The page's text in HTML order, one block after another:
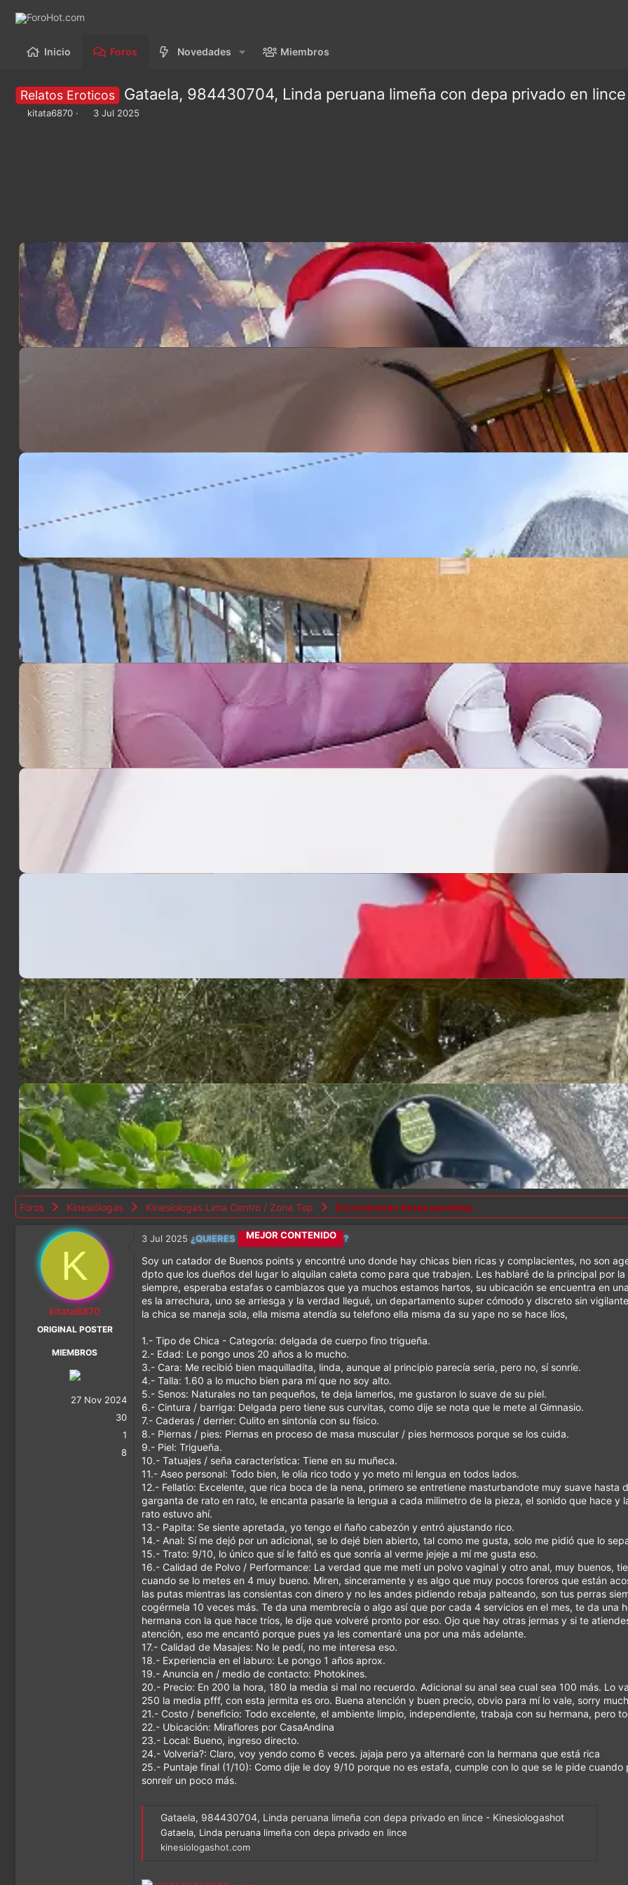
Inicio Foros Novedades Miembros
Relatos Eroticos Gataela, 984430704, Linda peruana limeña con depa privado en lince
Ikitata6870
F
i
o
3 Jul 2025
Foros Kinesiólogas Kinesiologas Lima Centro / Zona Top Encontrando Kines perdidas
K
kitata6870
ORIGINAL POSTER
MIEMBROS
27 Nov 2024
30
1
8
3 Jul 2025 ¿QUIERES CALETITAS REALES
MEJOR CONTENIDO
MÁS DIVERSIÓN
?
Soy un catador de Buenos points y encontré uno donde hay chicas bien ricas y complacientes, no son
dpto que los dueños del lugar lo alquilan caleta como para que trabajen. Les hablaré de la principal por
siempre, esperaba estafas o cambiazos que ya muchos estamos hartos, su ubicación se encuentra en
es la arrechura, uno se arriesga y la verdad llegué, un departamento super cómodo y discreto sin
la chica se maneja sola, ella misma atendía su telefono ella misma da su yape no se hace líos,
1.- Tipo de Chica - Categoría: delgada de cuerpo fino trigueña.
2.- Edad: Le pongo unos 20 años a lo mucho.
3.- Cara: Me recibió bien maquilladita, linda, aunque al principio parecía seria, pero no, sí sonríe.
4.- Talla: 1.60 a lo mucho bien para mí que no soy alto.
5.- Senos: Naturales no tan pequeños, te deja lamerlos, me gustaron lo suave de su piel.
6.- Cintura / barriga: Delgada pero tiene sus curvitas, como dije se nota que le mete al Gimnasio.
7.- Caderas / derrier: Culito en sintonía con su físico.
8.- Piernas / pies: Piernas en proceso de masa muscular / pies hermosos porque se los cuida.
9.- Piel: Trigueña.
10.- Tatuajes / seña característica: Tiene en su muñeca.
11.- Aseo personal: Todo bien, le olía rico todo y yo meto mi lengua en todos lados.
12.- Fellatio: Excelente, que rica boca de la nena, primero se entretiene masturbandote muy suave
garganta de rato en rato, le encanta pasarle la lengua a cada milimetro de la pieza, el sonido que hace
rato estuvo ahí.
13.- Papita: Se siente apretada, yo tengo el ñaño cabezón y entró ajustando rico.
14.- Anal: Sí me dejó por un adicional, se lo dejé bien abierto, tal como me gusta, solo me pidió que lo
15.- Trato: 9/10, lo único que sí le faltó es que sonría al verme jejeje a mí me gusta eso.
16.- Calidad de Polvo / Performance: La verdad que me metí un polvo vaginal y otro anal, muy buenos,
cuando se lo metes en 4 muy bueno. Miren, sinceramente y es algo que muy pocos foreros que están
las putas mientras las consientas con dinero y no les andes pidiendo rebaja palteando, son tus perras
cogérmela 10 veces más. Te da una membrecía o algo así que por cada 4 servicios en el mes, te da una
hermana con la que hace tríos, le dije que volveré pronto por eso. Ojo que hay otras jermas y si te
atención, eso me encantó porque pues ya les comentaré una por una más adelante.
17.- Calidad de Masajes: No le pedí, no me interesa eso.
18.- Experiencia en el laburo: Le pongo 1 años aprox.
19.- Anuncia en / medio de contacto: Photokines.
20.- Precio: En 200 la hora, 180 la media si mal no recuerdo. Adicional su anal sea cual sea 100 más. Lo
250 la media pfff, con esta jermita es oro. Buena atención y buen precio, obvio para mí lo vale, sorry
21.- Costo / beneficio: Todo excelente, el ambiente limpio, independiente, trabaja con su hermana, pero
22.- Ubicación: Miraflores por CasaAndina
23.- Local: Bueno, ingreso directo.
24.- Volveria?: Claro, voy yendo como 6 veces. jajaja pero ya alternaré con la hermana que está rica
25.- Puntaje final (1/10): Como dije le doy 9/10 porque no es estafa, cumple con lo que se le pide
sonreír un poco más.
Gataela, 984430704, Linda peruana limeña con depa privado en lince - Kinesiologashot
Gataela, Linda peruana limeña con depa privado en lince
kinesiologashot.com